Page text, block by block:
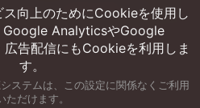
のあなたを特別な輝きで包...
向上のためにCookieを使用し
Google AnalyticsやGoogle
告配信にもCookieを利用しま
す。
ステムは、この設定に関係なくご利用
ただけます。